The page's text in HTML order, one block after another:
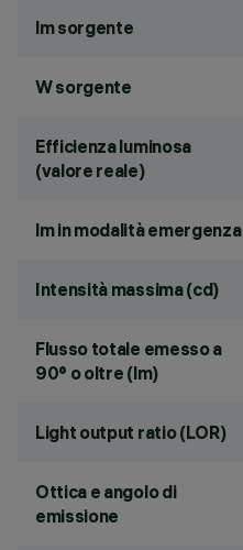
lm sorgente
W sorgente
Efficienza luminosa
(valore reale)
lm in modalità emergenza
Intensità massima (cd)
Flusso totale emesso a
90° o oltre (lm)
Light output ratio (LOR)
Ottica e angolo di
emissione